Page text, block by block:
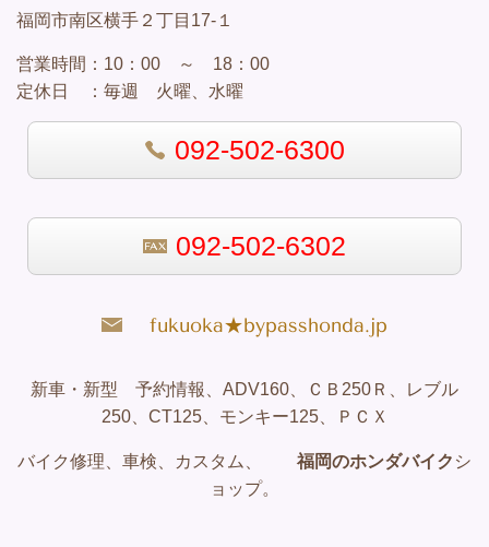
福岡市南区横手２丁目17-１
営業時間： 10：00 ～ 18：00
定休日 ： 毎週 火曜、水曜
092-502-6300
092-502-6302
fukuoka★bypasshonda.jp
新車・新型 予約情報、ADV160、ＣＢ250Ｒ、レブル
250、CT125、モンキー125、ＰＣＸ
バイク修理、車検、カスタム、 福岡のホンダバイク シ
ョップ。